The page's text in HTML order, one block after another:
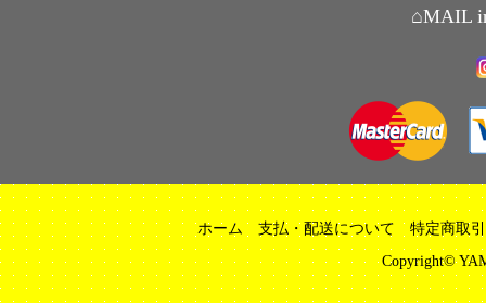
⌂MAIL
ホーム 支払・配送について
特定商取
Copyright©